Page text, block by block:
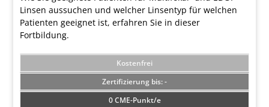
Linsen aussuchen und welcher Linsentyp für welchen
Patienten geeignet ist, erfahren Sie in dieser
Fortbildung.
Kostenfrei
-
0 CME-Punkt/e